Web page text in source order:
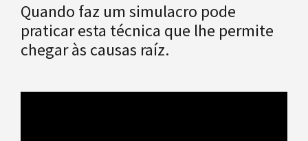
Quando faz um simulacro pode
praticar esta técnica que lhe permite
chegar às causas raíz.